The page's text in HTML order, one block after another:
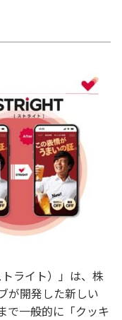
ライト）」は、株
が開発した新しい
で一般的に「クッキ